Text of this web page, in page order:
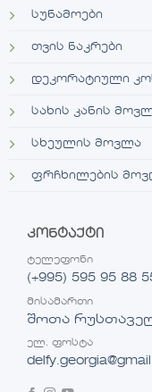
სუნამოები
თვის ნაკრები
დეკორატიული
სახის კანის
სხეულის მოვლა
ფრჩხილების
კონტაქტი
ტელეფონი
(+995) 595 95 88
მისამართი
შოთა
ელ. ფოსტა